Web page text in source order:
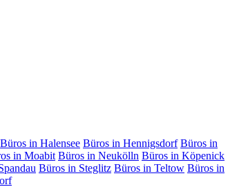
Büros in Halensee Büros in Hennigsdorf Büros in
in Moabit Büros in Neukölln Büros in Köpenick
Büros in Steglitz Büros in Teltow Büros in